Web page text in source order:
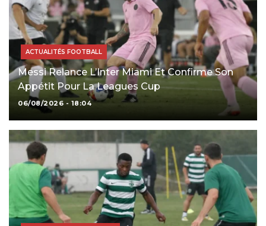
ACTUALITÉS FOOTBALL
Messi Relance L’Inter Miami Et Confirme Son
Appétit Pour La Leagues Cup
06/08/2026 - 18:04